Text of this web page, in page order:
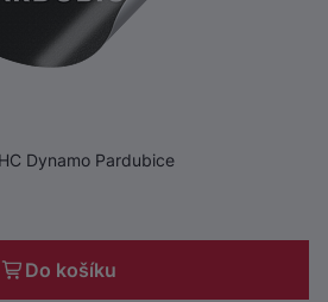
Do košíku
Dynamo Pardubice